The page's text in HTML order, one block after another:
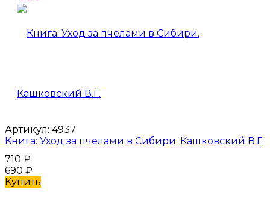
Артикул: 4937
Книга: Уход за пчелами в Сибири. Кашковский В.Г.
710 ₽
690 ₽
Купить